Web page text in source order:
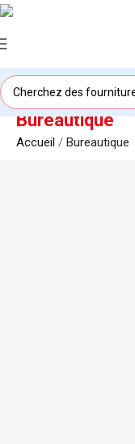
Bureautique
Accueil / Bureautique